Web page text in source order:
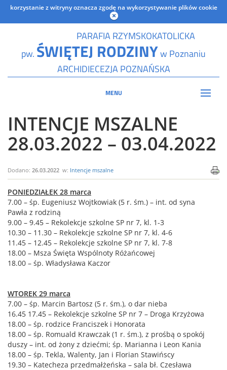
korzystanie z witryny oznacza zgodę na wykorzystywanie plików cookie
PARAFIA RZYMSKOKATOLICKA
pw. ŚWIĘTEJ RODZINYw Poznaniu
ARCHIDIECEZJA POZNAŃSKA
MENU
INTENCJE MSZALNE
28.03.2022 – 03.04.2022
Dodano: 26.03.2022 w: Intencje mszalne
PONIEDZIAŁEK 28 marca
7.00 – śp. Eugeniusz Wojtkowiak (5 r. śm.) – int. od syna
Pawła z rodziną
9.00 – 9.45 – Rekolekcje szkolne SP nr 7, kl. 1-3
10.30 – 11.30 – Rekolekcje szkolne SP nr 7, kl. 4-6
11.45 – 12.45 – Rekolekcje szkolne SP nr 7, kl. 7-8
18.00 – Msza Święta Wspólnoty Różańcowej
18.00 – śp. Władysława Kaczor
WTOREK 29 marca
7.00 – śp. Marcin Bartosz (5 r. śm.), o dar nieba
16.45 17.45 – Rekolekcje szkolne SP nr 7 – Droga Krzyżowa
18.00 – śp. rodzice Franciszek i Honorata
18.00 – śp. Romuald Krawczak (1 r. śm.), z prośbą o spokój
duszy – int. od żony z dziećmi; śp. Marianna i Leon Kania
18.00 – śp. Tekla, Walenty, Jan i Florian Stawińscy
19.30 – Katecheza przedmałżeńska – sala bł. Czesława